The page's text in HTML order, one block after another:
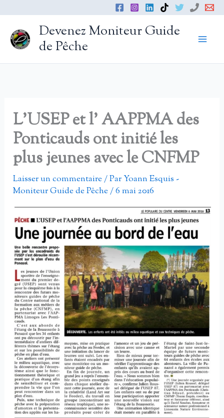
contenu
Devenez Moniteur Guide
de Pêche
L’USEP et l’ AAPPMA des
Ponticauds ont initié les
plus jeunes avec le CNFMP
Laisser un commentaire/ ParYoann Esquis -
Moniteur Guide de Pêche/6 mai 2016